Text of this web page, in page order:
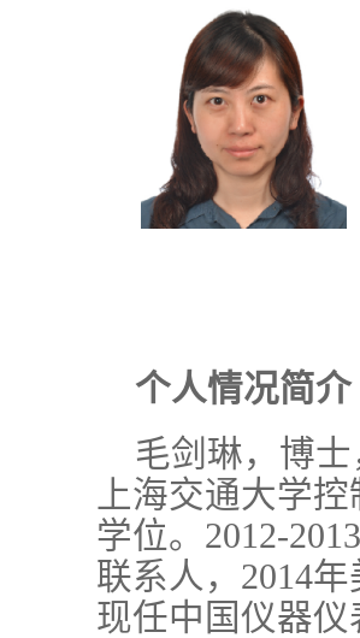
个人情况简介
毛剑琳，博
上海交通大学
学位。2012-
联系人，2014
现任中国仪器